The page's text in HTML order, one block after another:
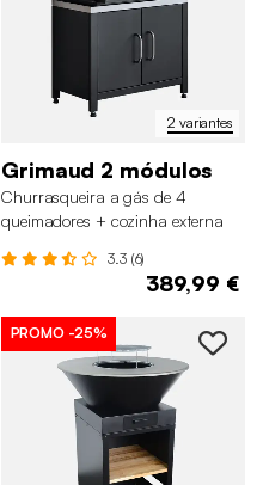
2 variantes
Grimaud 2 módulos
Churrasqueira a gás de 4
queimadores + cozinha externa
3.3 (6)
389,99 €
PROMO -25%